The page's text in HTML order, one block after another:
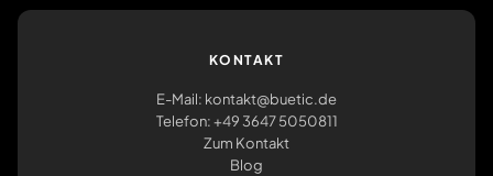
KONTAKT
E-Mail: kontakt@buetic.de
Telefon: +49 3647 5050811
Zum Kontakt
Blog